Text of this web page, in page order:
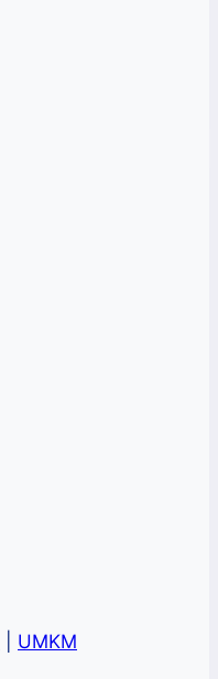
UMKM